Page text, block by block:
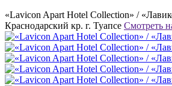
«Lavicon Apart Hotel Collection» /
Краснодарский кр. г. Туапсе Смотреть